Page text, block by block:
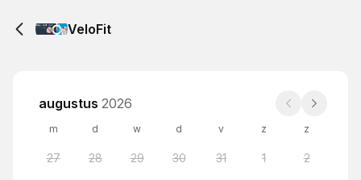
VeloFit
augustus 2026
m d w d v z z
27 28 29 30 31 1 2